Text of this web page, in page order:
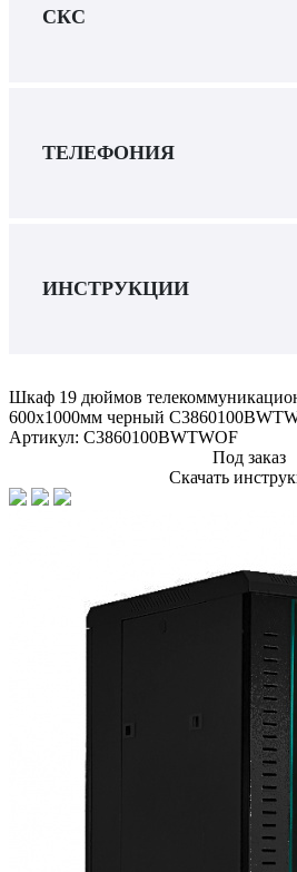
СКС
ТЕЛЕФОНИЯ
ИНСТРУКЦИИ
Шкаф 19 дюймов
600x1000мм черный
Артикул: C3860100BWTWOF
Под заказ
Скачать